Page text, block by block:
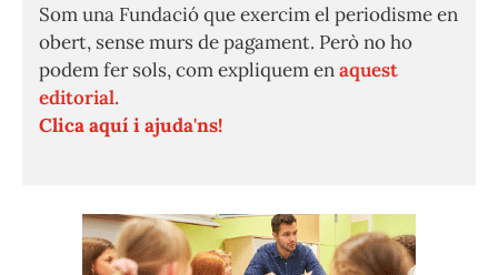
Som una Fundació que exercim el periodisme en
obert, sense murs de pagament. Però no ho
podem fer sols, com expliquem enaquest
editorial.
Clica aquí i ajuda'ns!